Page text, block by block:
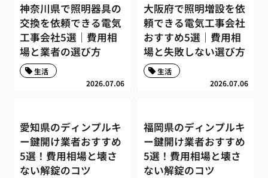
神奈川県で照明器具の
交換を依頼できる電気
工事会社5選｜費用相
場と業者の選び方
2026.07.06
生活
大阪府で照明増設を依
頼できる電気工事会社
おすすめ5選｜費用相
場と失敗しない選び方
2026.07.06
生活
愛知県のディンプルキ
ー鍵開け業者おすすめ
5選！費用相場と壊さ
ない解錠のコツ
福岡県のディンプルキ
ー鍵開け業者おすすめ
5選！費用相場と壊さ
ない解錠のコツ